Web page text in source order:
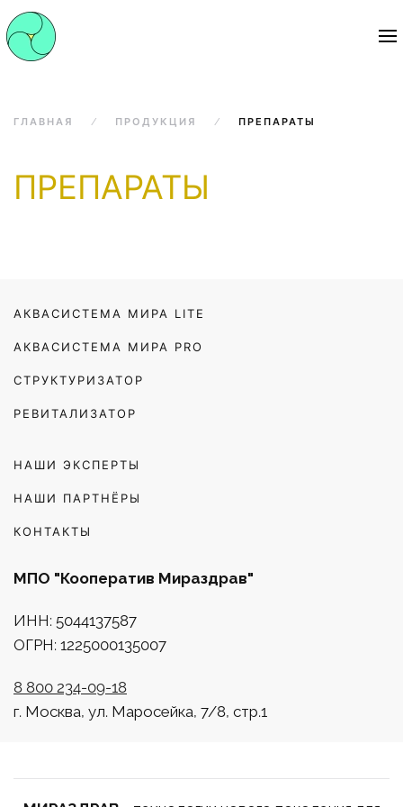
ГЛАВНАЯ ПРОДУКЦИЯ ПРЕПАРАТЫ
ПРЕПАРАТЫ
АКВАСИСТЕМА МИРА LITE
АКВАСИСТЕМА МИРА PRO
СТРУКТУРИЗАТОР
РЕВИТАЛИЗАТОР
НАШИ ЭКСПЕРТЫ
НАШИ ПАРТНЁРЫ
КОНТАКТЫ
МПО "Кооператив Мираздрав"
ИНН: 5044137587
ОГРН: 1225000135007
8 800 234-09-18
г. Москва, ул. Маросейка, 7/8, стр.1